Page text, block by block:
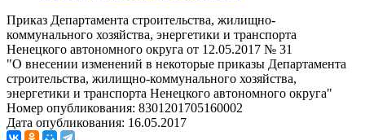
Приказ Департамента строительства, жилищно-
коммунального хозяйства, энергетики и транспорта
Ненецкого автономного округа от 12.05.2017 № 31
"О внесении изменений в некоторые приказы Департамента
строительства, жилищно-коммунального хозяйства,
энергетики и транспорта Ненецкого автономного округа"
Номер опубликования: 8301201705160002
Дата опубликования: 16.05.2017